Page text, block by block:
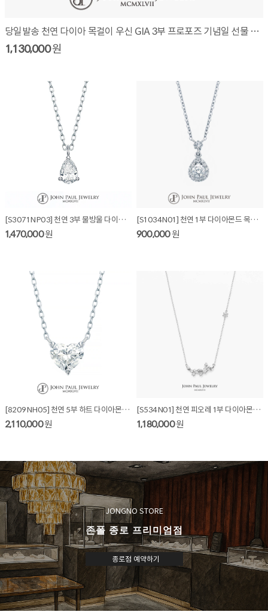
당일발송 천연 다이아 목걸이 우신 GIA 3부 프로포즈 기념일 선물 W3010N03
1,130,000원
[S3071NP03] 천연 3부 물방울 다이아몬드 목걸이
1,470,000원
[S1034N01] 천연 1부 다이아몬드 목걸이
900,000 원
[8209NH05] 천연 5부 하트 다이아몬드 목걸이
2,110,000원
[S534N01] 천연 피오레 1부 다이아몬드 목걸이
1,180,000원
JONGNO STORE
존폴 종로 프리미엄점
종로점 예약하기